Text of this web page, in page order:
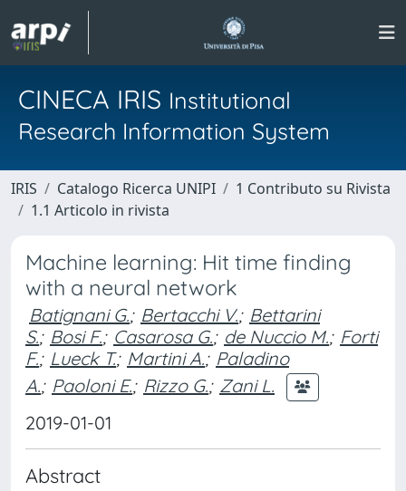
CINECA IRIS Institutional
Research Information System
IRIS Catalogo Ricerca UNIPI
1 Contributo su Rivista
1.1 Articolo in rivista
Machine learning: Hit time finding
with a neural network
Batignani G.; Bertacchi V.; Bettarini
S.; Bosi F.; Casarosa G.; de Nuccio M.; Forti
F.; Lueck T.; Martini A.; Paladino
A.; Paoloni E.; Rizzo G.; Zani L.
2019-01-01
Abstract